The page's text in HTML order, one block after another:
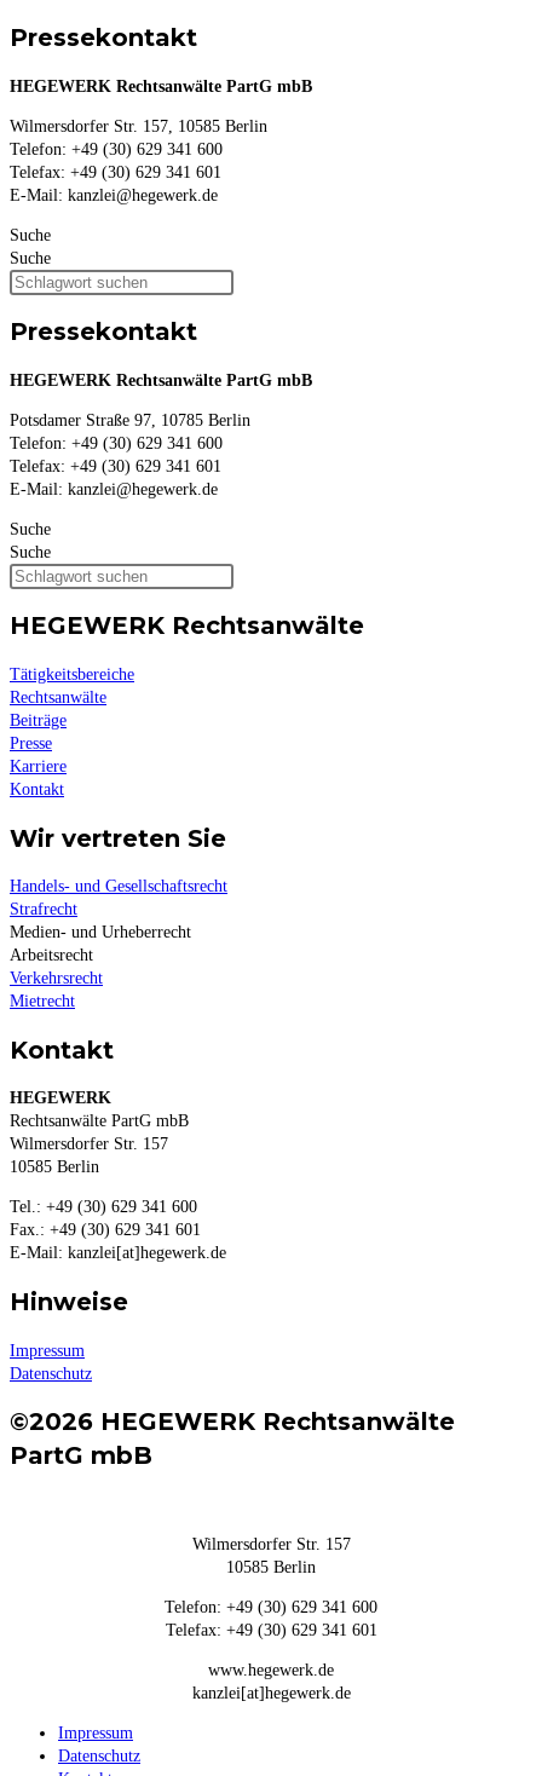
Pressekontakt
HEGEWERK Rechtsanwälte PartG mbB
Wilmersdorfer Str. 157, 10585 Berlin
Telefon: +49 (30) 629 341 600
Telefax: +49 (30) 629 341 601
E-Mail: kanzlei@hegewerk.de
Suche
Suche
Pressekontakt
HEGEWERK Rechtsanwälte PartG mbB
Potsdamer Straße 97, 10785 Berlin
Telefon: +49 (30) 629 341 600
Telefax: +49 (30) 629 341 601
E-Mail: kanzlei@hegewerk.de
Suche
Suche
HEGEWERK Rechtsanwälte
Tätigkeitsbereiche
Rechtsanwälte
Beiträge
Presse
Karriere
Kontakt
Wir vertreten Sie
Handels- und Gesellschaftsrecht
Strafrecht
Medien- und Urheberrecht
Arbeitsrecht
Verkehrsrecht
Mietrecht
Kontakt
HEGEWERK
Rechtsanwälte PartG mbB
Wilmersdorfer Str. 157
10585 Berlin
Tel.: +49 (30) 629 341 600
Fax.: +49 (30) 629 341 601
E-Mail: kanzlei[at]hegewerk.de
Hinweise
Impressum
Datenschutz
©2026 HEGEWERK Rechtsanwälte
PartG mbB
Wilmersdorfer Str. 157
10585 Berlin
Telefon: +49 (30) 629 341 600
Telefax: +49 (30) 629 341 601
www.hegewerk.de
kanzlei[at]hegewerk.de
Impressum
Datenschutz